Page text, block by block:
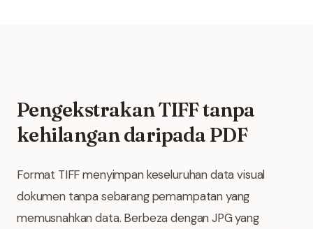
Pengekstrakan TIFF tanpa
kehilangan daripada PDF
Format TIFF menyimpan keseluruhan data visual
dokumen tanpa sebarang pemampatan yang
memusnahkan data. Berbeza dengan JPG yang